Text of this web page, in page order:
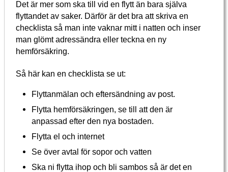
Det är mer som ska till vid en flytt än bara själva
flyttandet av saker. Därför är det bra att skriva en
checklista så man inte vaknar mitt i natten och inser
man glömt adressändra eller teckna en ny
hemförsäkring.
Så här kan en checklista se ut:
Flyttanmälan och eftersändning av post.
Flytta hemförsäkringen, se till att den är
anpassad efter den nya bostaden.
Flytta el och internet
Se över avtal för sopor och vatten
Ska ni flytta ihop och bli sambos så är det en